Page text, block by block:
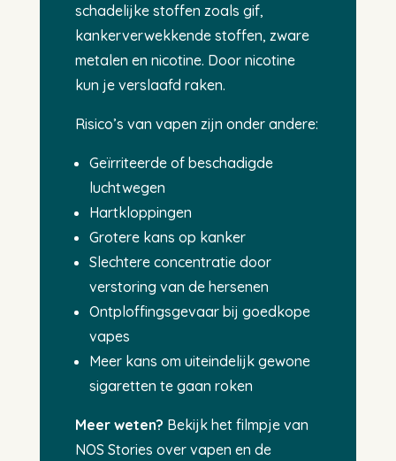
schadelijke stoffen zoals gif,
kankerverwekkende stoffen, zware
metalen en nicotine. Door nicotine
kun je verslaafd raken.
Risico’s van vapen zijn onder andere:
Geïrriteerde of beschadigde
luchtwegen
Hartkloppingen
Grotere kans op kanker
Slechtere concentratie door
verstoring van de hersenen
Ontploffingsgevaar bij goedkope
vapes
Meer kans om uiteindelijk gewone
sigaretten te gaan roken
Meer weten? Bekijk het filmpje van
NOS Stories over vapen en de